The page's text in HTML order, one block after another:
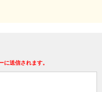
送信されます。